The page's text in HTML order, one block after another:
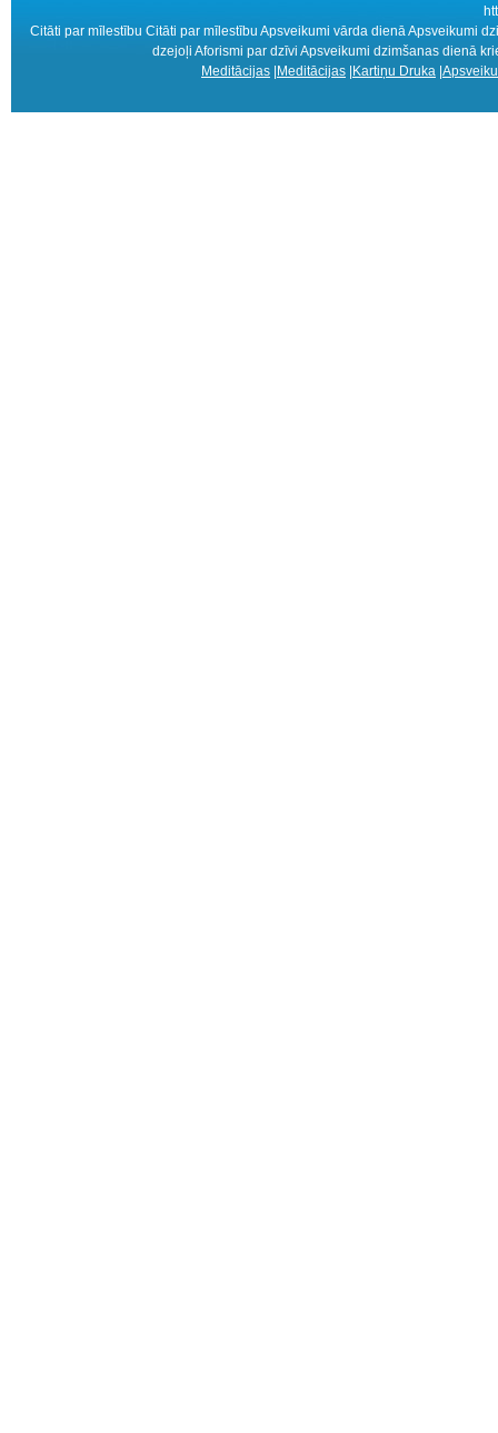
Citāti par mīlestību Citāti par mīlestību Apsveikumi vārda dienā Apsveikumi
dzejoļi Aforismi par dzīvi Apsveikumi dzimšanas dienā
Meditācijas Meditācijas Kartiņu Druka